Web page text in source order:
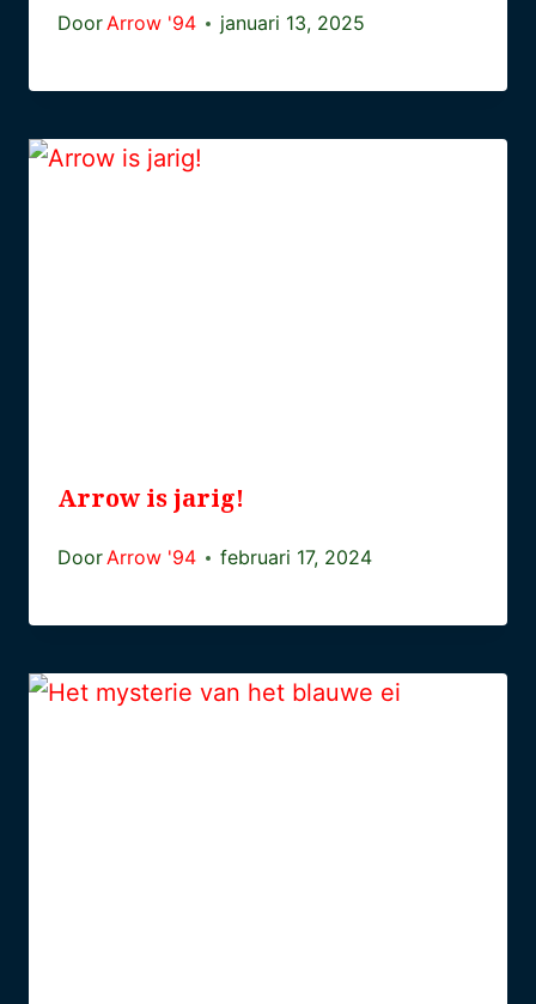
DoorArrow '94 januari 13, 2025
Arrow is jarig!
DoorArrow '94 februari 17, 2024